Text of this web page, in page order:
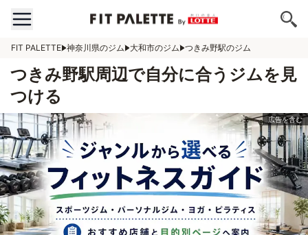
FIT PALETTE 神奈川県のジム 大和市のジム つきみ野駅のジム
つきみ野駅周辺で自分に合うジムを見
つける